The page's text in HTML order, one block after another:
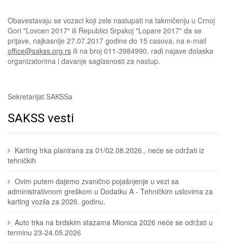
Obavestavaju se vozaci koji zele nastupati na takmičenju u Crnoj
Gori "Lovcen 2017" ili Republici Srpskoj "Lopare 2017" da se
prijave, najkasnije 27.07.2017 godine do 15 casova, na e-mail
office@sakss.org.rs ili na broj 011-3984990. radi najave dolaska
organizatorima i davanje saglasnosti za nastup.
Sekretarijat SAKSSa
SAKSS vesti
Karting trka planirana za 01/02.08.2026., neće se održati iz
tehničkih
Ovim putem dajemo zvanično pojašnjenje u vezi sa
administrativnom greškom u Dodatku A - Tehničkim uslovima za
karting vozila za 2026. godinu.
Auto trka na brdskim stazama Mionica 2026 neće se održati u
terminu 23-24.05.2026